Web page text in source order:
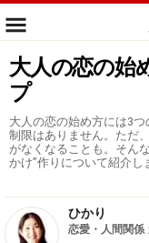
大人の恋の始
プ
大人の恋の始め方には3
制限はありません。ただ
がなくなることも。そん
かけ”作りについて紹介し
ひかり
恋愛・人間関係